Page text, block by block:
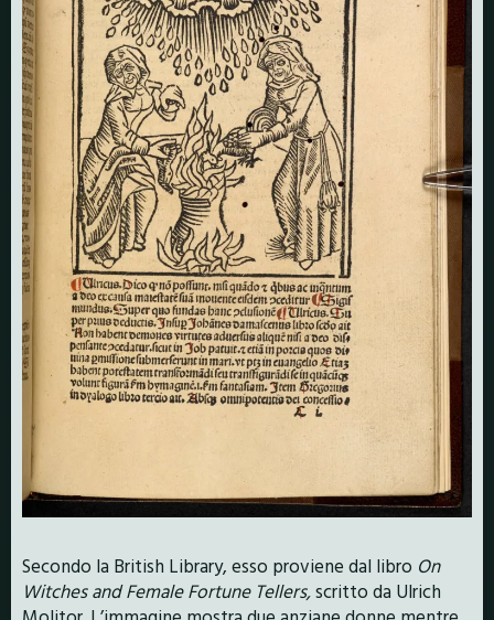
Secondo la British Library, esso proviene dal libro On
Witches and Female Fortune Tellers,scritto da Ulrich